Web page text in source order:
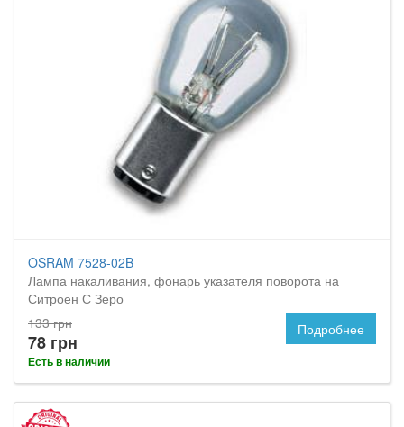
OSRAM 7528-02B
Лампа накаливания, фонарь указателя поворота на
Ситроен С Зеро
133 грн
78 грн
Есть в наличии
Подробнее